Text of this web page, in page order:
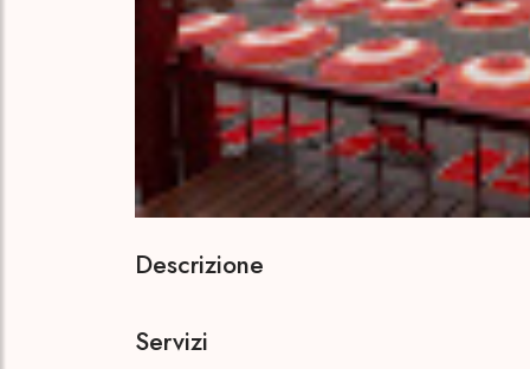
Descrizione
Servizi